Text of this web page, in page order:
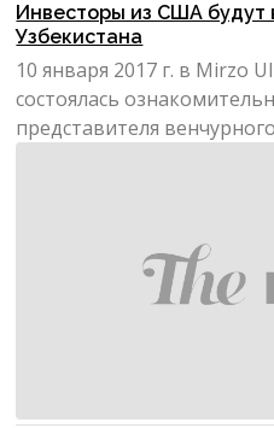
Инвесторы из США будут
Узбекистана
10 января 2017 г. в Mirzo
состоялась
представителя